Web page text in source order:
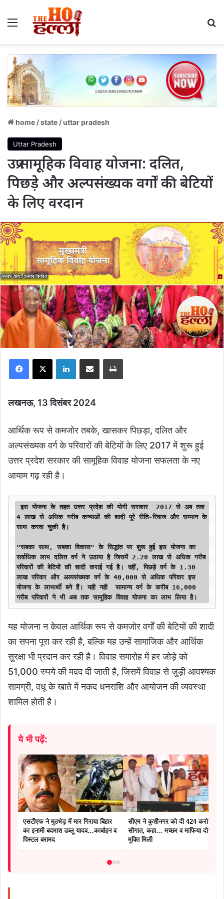
Menu
home /state /uttar pradesh
Uttar Pradesh
उप्र सामूहिक विवाह योजना: दलित,
पिछड़े और अल्पसंख्यक वर्गों की बेटियों
के लिए वरदान
Facebook
X LinkedInShare via Email Print
लखनऊ, 13 दिसंबर 2024
आर्थिक रूप से कमजोर तबके, खासकर पिछड़ा, दलित और
अल्पसंख्यक वर्ग के परिवारों की बेटियों के लिए 2017 में शुरू हुई
उत्तर प्रदेश सरकार की सामूहिक विवाह योजना सफलता के नए
आयाम गढ़ रही है।
इस योजना के तहत उत्तर प्रदेश की योगी सरकार  2017 से अब तक
4 लाख से अधिक गरीब कन्याओं की शादी पूरे रीति-रिवाज और सम्मान के
"सबका साथ, सबका विकास" के सिद्धांत पर शुरू हुई इस योजना का
सर्वाधिक लाभ दलित वर्ग ने उठाया है जिसमें 2.20 लाख से अधिक गरीब
परिवारों की बेटियों की शादी कराई गई है। वहीं, पिछड़े वर्ग के 1.30
लाख परिवार और अल्पसंख्यक वर्ग के 40,000 से अधिक परिवार इस
योजना के लाभार्थी बने हैं। यही नही  सामान्य वर्ग के करीब 16,000
गरीब परिवारों ने भी अब तक सामूहिक विवाह योजना का लाभ लिया है।
यह योजना न केवल आर्थिक रूप से कमजोर वर्गों की बेटियों की शादी
का सपना पूरा कर रही है, बल्कि यह उन्हें सामाजिक और आर्थिक
सुरक्षा भी प्रदान कर रही है। विवाह समारोह में हर जोड़े को
51,000 रुपये की मदद दी जाती है, जिसमें विवाह से जुड़ी आवश्यक
सामग्री, वधू के खाते में नकद धनराशि और आयोजन की व्यवस्था
शामिल होती है।
ये भी पढ़ें:
एसटीएफ ने मुठभेड़ में मार गिराया बिहार
का इनामी बदमाश डब्लू यादव…कार्बाइन व
पिस्टल बरामद
सीएम ने कुशीनगर को दी 424 करोड़ की
सौगात, कहा… मच्छर व माफिया दोनों से
मुक्ति मिली